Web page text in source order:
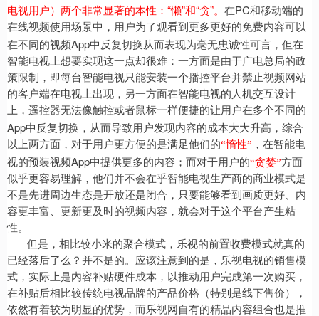
电视用户）两个非常显著的本性： “懒”和“贪”。 在PC和移动端的
在线视频使用场景中，用户为了观看到更多更好的免费内容可以
在不同的视频App中反复切换从而表现为毫无忠诚性可言，但在
智能电视上想要实现这一点却很难：一方面是由于广电总局的政
策限制，即每台智能电视只能安装一个播控平台并禁止视频网站
的客户端在电视上出现，另一方面在智能电视的人机交互设计
上，遥控器无法像触控或者鼠标一样便捷的让用户在多个不同的
App中反复切换，从而导致用户发现内容的成本大大升高，综合
以上两方面，对于用户更方便的是满足他们的“惰性” ，在智能电
视的预装视频App中提供更多的内容；而对于用户的“贪婪”方面
似乎更容易理解，他们并不会在乎智能电视生产商的商业模式是
不是先进周边生态是开放还是闭合，只要能够看到画质更好、内
容更丰富、更新更及时的视频内容，就会对于这个平台产生粘
性。
但是，相比较小米的聚合模式，乐视的前置收费模式就真的
已经落后了么？并不是的。应该注意到的是，乐视电视的销售模
式，实际上是内容补贴硬件成本，以推动用户完成第一次购买，
在补贴后相比较传统电视品牌的产品价格（特别是线下售价），
依然有着较为明显的优势，而乐视网自有的精品内容组合也是推